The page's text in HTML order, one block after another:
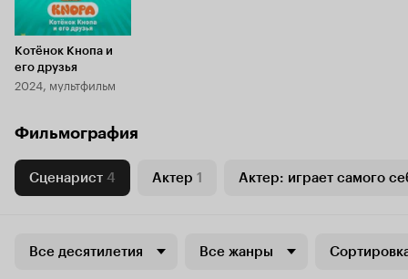
Котёнок Кнопа и
его друзья
2024, мультфильм
Фильмография
Сценарист 4 Актер 1 Актер: играет самого
Все десятилетия Все жанры